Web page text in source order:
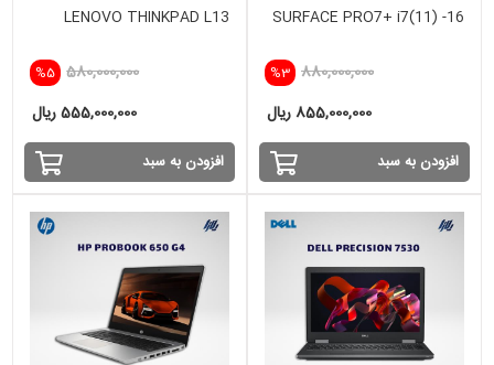
SURFACE PRO7+ i7(11) -16
%3 880,000,000
855,000,000 ریال
افزودن به سبد
LENOVO THINKPAD L13
%5 580,000,000
555,000,000 ریال
افزودن به سبد